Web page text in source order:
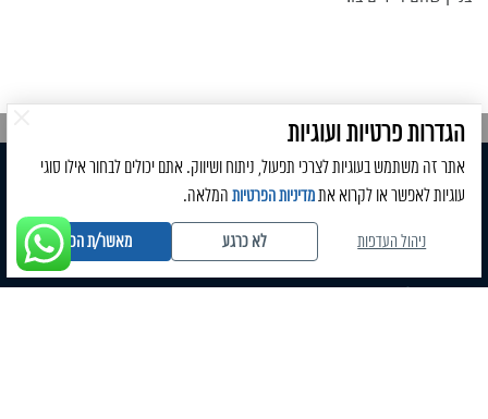
ניווט מהיר
הגדרות פרטיות ועוגיות
אתר זה משתמש בעוגיות לצרכי תפעול, ניתוח ושיווק. אתם יכולים לבחור אילו סוגי
עוגיות לאפשר או לקרוא אתמדיניות הפרטיות המלאה.
ניהול העדפות לא כרגע מאשר/ת הכל